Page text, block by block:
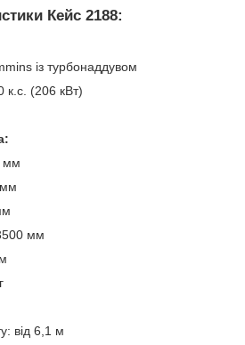
Кейс 2188:
із турбонаддувом
к.с. (206 кВт)
мм
мм
від 6,1 м